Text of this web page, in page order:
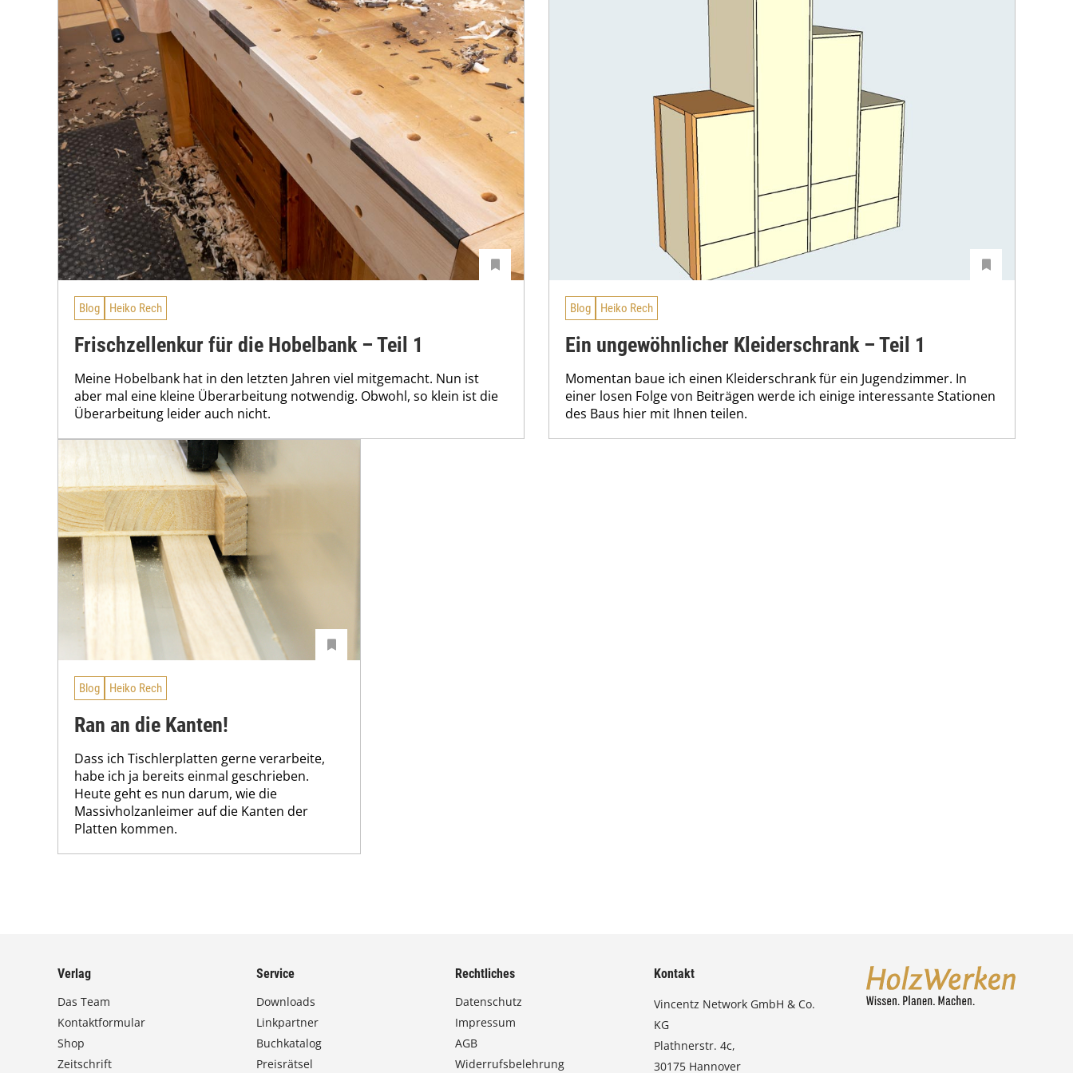
Blog Heiko Rech
Frischzellenkur für die Hobelbank – Teil 1
Meine Hobelbank hat in den letzten Jahren viel mitgemacht. Nun ist
aber mal eine kleine Überarbeitung notwendig. Obwohl, so klein ist die
Überarbeitung leider auch nicht.
Blog Heiko Rech
Ein ungewöhnlicher Kleiderschrank – Teil 1
Momentan baue ich einen Kleiderschrank für ein Jugendzimmer. In
einer losen Folge von Beiträgen werde ich einige interessante Stationen
des Baus hier mit Ihnen teilen.
Blog Heiko Rech
Ran an die Kanten!
Dass ich Tischlerplatten gerne verarbeite,
habe ich ja bereits einmal geschrieben.
Heute geht es nun darum, wie die
Massivholzanleimer auf die Kanten der
Platten kommen.
Verlag
Das Team
Kontaktformular
Shop
Zeitschrift
Service
Downloads
Linkpartner
Buchkatalog
Preisrätsel
Rechtliches
Datenschutz
Impressum
AGB
Widerrufsbelehrung
Kontakt
Vincentz Network GmbH & Co.
KG
Plathnerstr. 4c,
30175 Hannover